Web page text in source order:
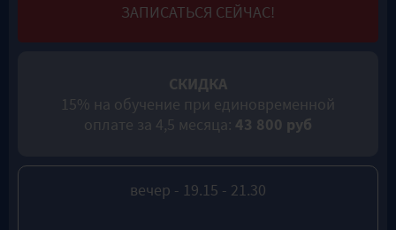
ЗАПИСАТЬСЯ СЕЙЧАС!
СКИДКА
15% на обучение при единовременной
оплате за 4,5 месяца: 43 800 руб
вечер - 19.15 - 21.30